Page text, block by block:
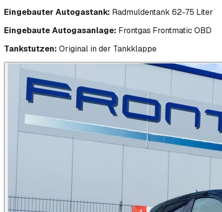
Eingebauter Autogastank: Radmuldentank 62-75 Liter
Eingebaute Autogasanlage: Frontgas Frontmatic OBD
Tankstutzen: Original in der Tankklappe